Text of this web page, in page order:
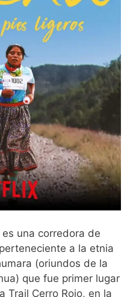
es una corredora de
a la etnia
(oriundos de la
que fue primer lugar
Trail Cerro Rojo, en la